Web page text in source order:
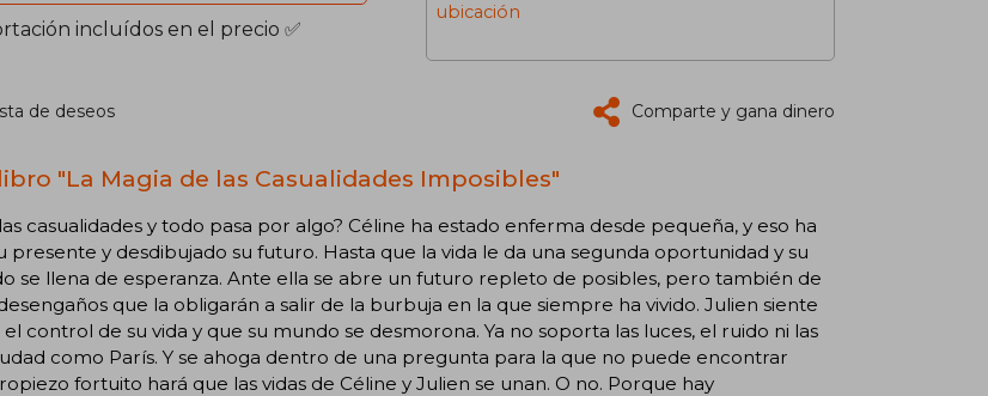
incluídos en el precio ✅
ubicación
de deseos Comparte y gana dinero
"La Magia de las Casualidades Imposibles"
casualidades y todo pasa por algo? Céline ha estado enferma desde pequeña, y eso ha
presente y desdibujado su futuro. Hasta que la vida le da una segunda oportunidad y su
se llena de esperanza. Ante ella se abre un futuro repleto de posibles, pero también de
que la obligarán a salir de la burbuja en la que siempre ha vivido. Julien siente
control de su vida y que su mundo se desmorona. Ya no soporta las luces, el ruido ni las
como París. Y se ahoga dentro de una pregunta para la que no puede encontrar
fortuito hará que las vidas de Céline y Julien se unan. O no. Porque hay